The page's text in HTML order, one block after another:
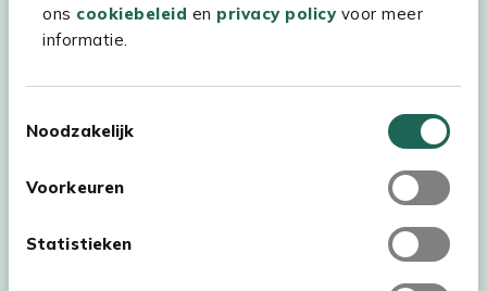
ons cookiebeleid en privacy policyvoor meer
informatie.
Noodzakelijk
Voorkeuren
Statistieken
Kees Smit Tuinmeubelen
Experience Stores XXL